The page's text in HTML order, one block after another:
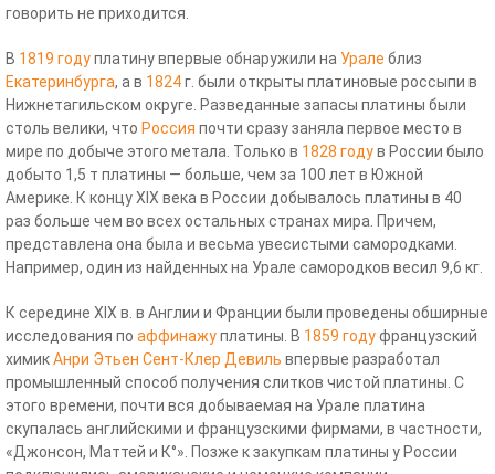
говорить не приходится.
В 1819 годуплатину впервые обнаружили на Урале близ
Екатеринбурга, а в 1824г. были открыты платиновые россыпи в
Нижнетагильском округе. Разведанные запасы платины были
столь велики, что Россия почти сразу заняла первое место в
мире по добыче этого метала. Только в 1828 годув России было
добыто 1,5 т платины — больше, чем за 100 лет в Южной
Америке. К концу XIX века в России добывалось платины в 40
раз больше чем во всех остальных странах мира. Причем,
представлена она была и весьма увесистыми самородками.
Например, один из найденных на Урале самородков весил 9,6 кг.
К середине XIX в. в Англии и Франции были проведены обширные
исследования по аффинажуплатины. В 1859 годуфранцузский
химикАнри Этьен Сент-Клер Девиль впервые разработал
промышленный способ получения слитков чистой платины. С
этого времени, почти вся добываемая на Урале платина
скупалась английскими и французскими фирмами, в частности,
«Джонсон, Маттей и К°». Позже к закупкам платины у России